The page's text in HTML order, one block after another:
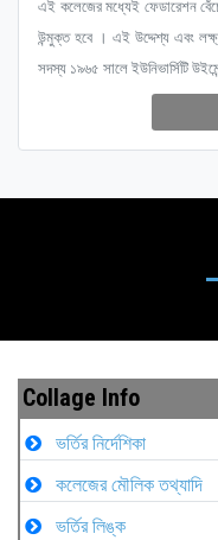
এই কলেজের মধ্যেই ফেডারেশন
উন্মুক্ত হবে । এই উদ্দেশ্য এবং
সদস্য ১৯৬৫ সালে ইউনিভার্সিটি
Collage Info
ভর্তির নির্দেশিকা
কলেজের মৌলিক তথ্যাদি
ভর্তির লিঙ্ক